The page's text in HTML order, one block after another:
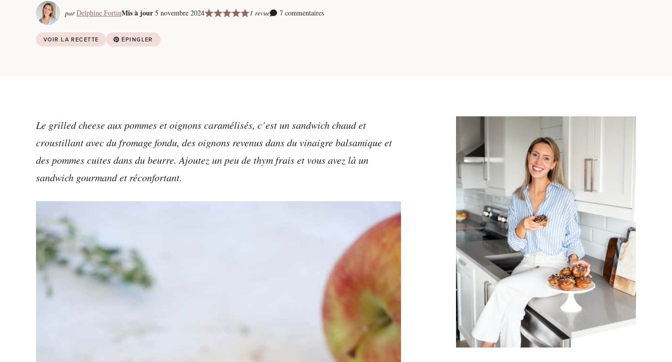
par Delphine FortinMis à jour 5 novembre 2024 1 revue 7 commentaires
VOIR LA RECETTE ÉPINGLER
Le grilled cheese aux pommes et oignons caramélisés, c’est un sandwich chaud et
croustillant avec du fromage fondu, des oignons revenus dans du vinaigre balsamique et
des pommes cuites dans du beurre. Ajoutez un peu de thym frais et vous avez là un
sandwich gourmand et réconfortant.